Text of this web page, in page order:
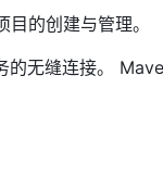
的创建与管理。
的无缝连接。